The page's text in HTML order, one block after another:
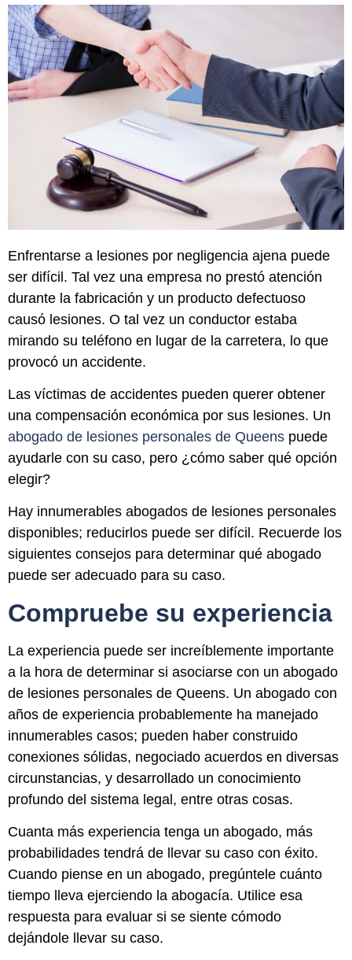
Enfrentarse a lesiones por negligencia ajena puede
ser difícil. Tal vez una empresa no prestó atención
durante la fabricación y un producto defectuoso
causó lesiones. O tal vez un conductor estaba
mirando su teléfono en lugar de la carretera, lo que
provocó un accidente.
Las víctimas de accidentes pueden querer obtener
una compensación económica por sus lesiones. Un
abogado de lesiones personales de Queens puede
ayudarle con su caso, pero ¿cómo saber qué opción
elegir?
Hay innumerables abogados de lesiones personales
disponibles; reducirlos puede ser difícil. Recuerde los
siguientes consejos para determinar qué abogado
puede ser adecuado para su caso.
Compruebe su experiencia
La experiencia puede ser increíblemente importante
a la hora de determinar si asociarse con un abogado
de lesiones personales de Queens. Un abogado con
años de experiencia probablemente ha manejado
innumerables casos; pueden haber construido
conexiones sólidas, negociado acuerdos en diversas
circunstancias, y desarrollado un conocimiento
profundo del sistema legal, entre otras cosas.
Cuanta más experiencia tenga un abogado, más
probabilidades tendrá de llevar su caso con éxito.
Cuando piense en un abogado, pregúntele cuánto
tiempo lleva ejerciendo la abogacía. Utilice esa
respuesta para evaluar si se siente cómodo
dejándole llevar su caso.